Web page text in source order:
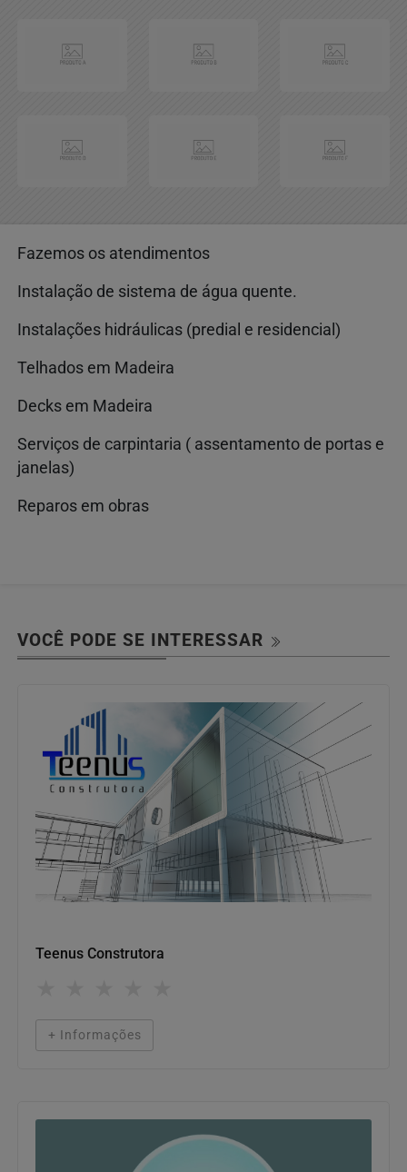
Fazemos os atendimentos
Instalação de sistema de água quente.
Instalações hidráulicas (predial e residencial)
Telhados em Madeira
Decks em Madeira
Serviços de carpintaria ( assentamento de portas e
janelas)
Reparos em obras
VOCÊ PODE SE INTERESSAR
Teenus Construtora
+ Informações